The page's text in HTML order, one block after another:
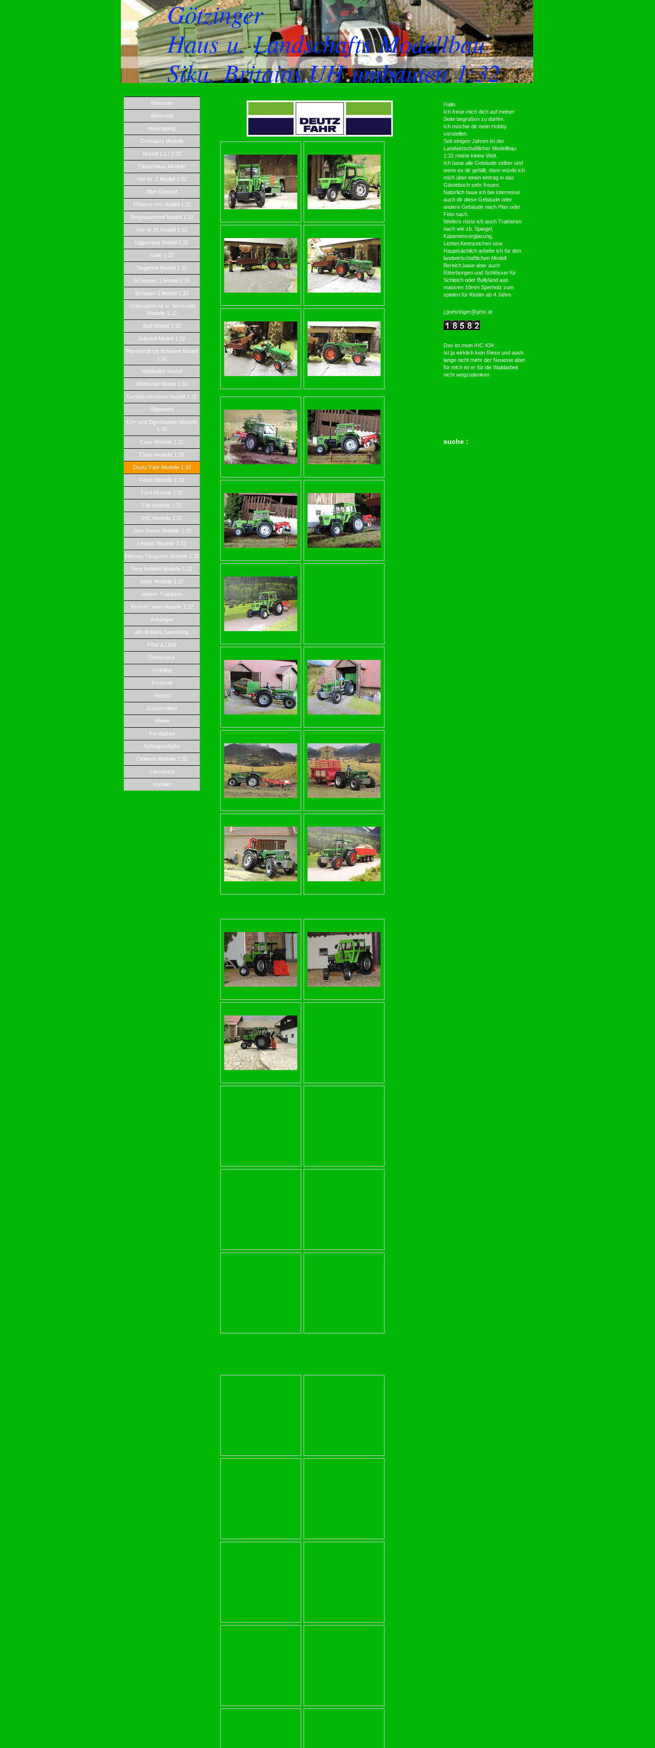
Götzinger
Haus u. Landschafts Modellbau
Siku, Britains,UH umbauten 1:32
Startseite
Werkstatt
Neuzugang
Christians Modelle
Aktuell 1:1 / 1:32
CleverHaus Modelle
Hof Nr .2 Modell 1:32
Alter Gutshof
Pfisterer Hof Modell 1:32
Bergbauernhof Modell 1:32
Hof Nr.35 Modell 1:32
Lagerhaus Modell 1:32
Halle 1:32
Singerhof Modell 1:32
Schuppen 1 Modell 1:32
Schupen 2 Modell 1:32
Unterstand mit kl. Werkstatt
Modelle 1:32
Stall Modell 1:32
Kuhstall Modell 1:32
Pferdestall mit Scheune Modell
1:32
Weinkeller Modell
Werkstatt Modell 1:32
Geräteunterstand Modell 1:32
Sägewerk
Um- und Eigenbauten Modelle
1:32
Case Modelle 1:32
Claas Modelle 1:32
Deutz Fahr Modelle 1:32
Fendt Modelle 1:32
Ford Modelle 1:32
Fiat Modelle 1:32
IHC Modelle 1:32
John Deere Modelle 1:32
Lindner Modelle 1:32
Massey Ferguson Modelle 1:32
New Holland Modelle 1:32
Steyr Modelle 1:32
andere Traktoren
Reform / Aebi Modelle 1:32
Anhänger
alte Britains Sammlung
PKW & LKW
Dorfstraße
Frühling
Erntezeit
Herbst
Zuckerrüben
Winter
Forstarbeit
Schnapschüße
Oldtimer Modelle 1:32
Gästebuch
Kontakt
Hallo
Ich freue mich dich auf meiner
Seite begrüßen zu dürfen.
Ich möchte dir mein Hobby
vorstellen.
Seit einigen Jahren ist der
Landwirtschaftlicher Modellbau
1:32 meine kleine Welt.
Ich baue alle Gebäude selber und
wenn es dir gefällt, dann würde ich
mich über einen eintrag in das
Gästebuch sehr freuen.
Natürlich baue ich bei Interresse
auch dir diese Gebäude oder
andere Gebäude nach Plan oder
Foto nach.
Weiters rüste ich auch Traktoren
nach wie zb. Spiegel,
Kabienenverglasung,
Lichter,Kennzeichen usw.
Hauptsächlich arbeite ich für den
landwirtschaftlichen Modell
Bereich,baue aber auch
Ritterburgen und Schlösser für
Schleich oder Bullyland aus
masiven 10mm Sperholz zum
spielen für Kinder ab 4 Jahre
j.goetzinger@gmx.at
Das ist mein IHC 434 .
Ist ja wirklich kein Riese und auch
lange nicht mehr der Neueste aber
für mich ist er für die Waldarbeit
nicht wegzudenken
suche :